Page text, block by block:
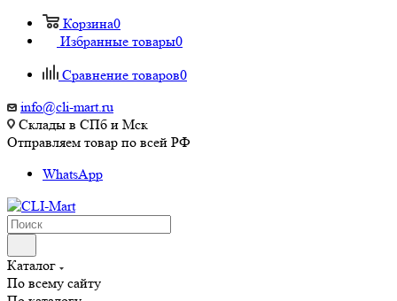
Корзина0
Избранные товары0
Сравнение товаров0
info@cli-mart.ru
Склады в СПб и Мск
Отправляем товар по всей РФ
WhatsApp
Каталог
По всему сайту